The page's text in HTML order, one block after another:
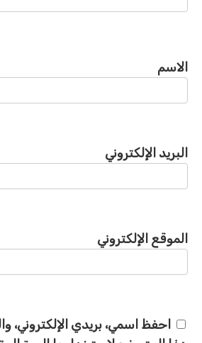
الاسم
البريد الإلكتروني
الموقع الإلكتروني
احفظ اسمي، بريدي الإلكتروني،